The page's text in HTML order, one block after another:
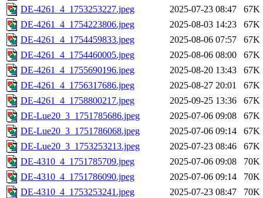
DE-4261_4_1753253227.jpeg
2025-07-23 08:47
67K
DE-4261_4_1754223806.jpeg
2025-08-03 14:23
67K
DE-4261_4_1754459833.jpeg
2025-08-06 07:57
67K
DE-4261_4_1754460005.jpeg
2025-08-06 08:00
67K
DE-4261_4_1755690196.jpeg
2025-08-20 13:43
67K
DE-4261_4_1756317686.jpeg
2025-08-27 20:01
67K
DE-4261_4_1758800217.jpeg
2025-09-25 13:36
67K
DE-Lue20_3_1751785686.jpeg
2025-07-06 09:08
67K
DE-Lue20_3_1751786068.jpeg
2025-07-06 09:14
67K
DE-Lue20_3_1753253213.jpeg
2025-07-23 08:46
67K
DE-4310_4_1751785709.jpeg
2025-07-06 09:08
70K
DE-4310_4_1751786090.jpeg
2025-07-06 09:14
70K
DE-4310_4_1753253241.jpeg
2025-07-23 08:47
70K